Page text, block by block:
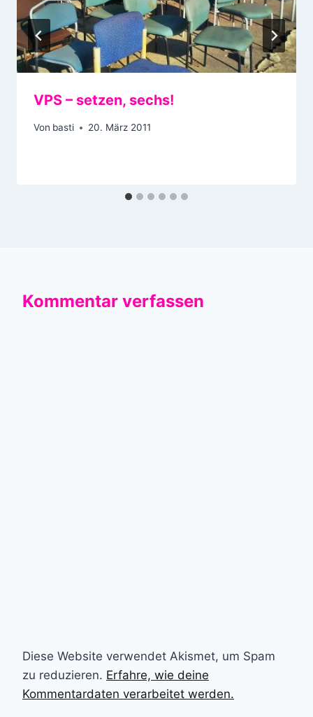
VPS – setzen, sechs!
Von basti 20. März 2011
Kommentar verfassen
Diese Website verwendet Akismet, um Spam
zu reduzieren. Erfahre, wie deine
Kommentardaten verarbeitet werden.